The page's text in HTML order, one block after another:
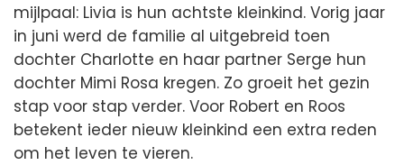
mijlpaal: Livia is hun achtste kleinkind. Vorig jaar
in juni werd de familie al uitgebreid toen
dochter Charlotte en haar partner Serge hun
dochter Mimi Rosa kregen. Zo groeit het gezin
stap voor stap verder. Voor Robert en Roos
betekent ieder nieuw kleinkind een extra reden
om het leven te vieren.